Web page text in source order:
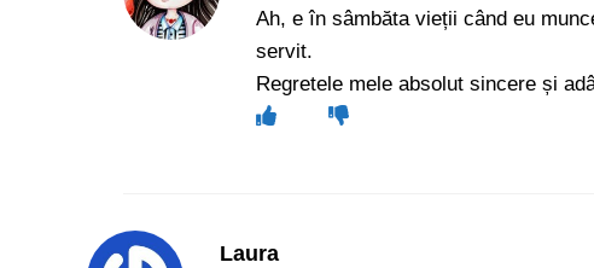
Ah, e în sâmbăta vieții când eu
servit.
Regretele mele absolut sincere și
Laura